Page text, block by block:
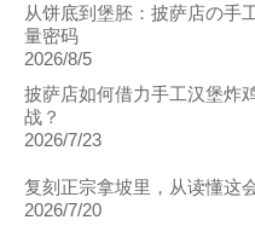
从饼底到堡胚：披萨店の
量密码
2026/8/5
披萨店如何借力手工汉堡炸
战？
2026/7/23
复刻正宗拿坡里，从读懂这
2026/7/20